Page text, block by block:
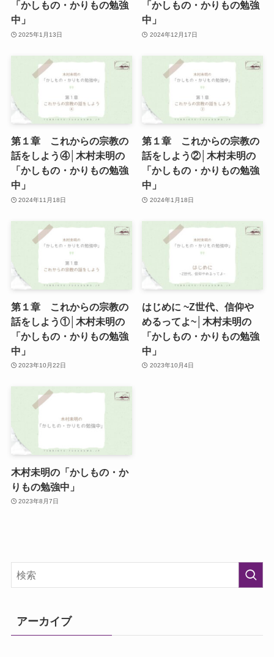
「かしもの・かりもの勉強
中」
2025年1月13日
「かしもの・かりもの勉強
中」
2024年12月17日
第１章 これからの宗教の
話をしよう④│木村未明の
「かしもの・かりもの勉強
中」
2024年11月18日
第１章 これからの宗教の
話をしよう②│木村未明の
「かしもの・かりもの勉強
中」
2024年1月18日
第１章 これからの宗教の
話をしよう①│木村未明の
「かしもの・かりもの勉強
中」
2023年10月22日
はじめに ~Z世代、信仰や
めるってよ~│木村未明の
「かしもの・かりもの勉強
中」
2023年10月4日
木村未明の「かしもの・か
りもの勉強中」
2023年8月7日
アーカイブ